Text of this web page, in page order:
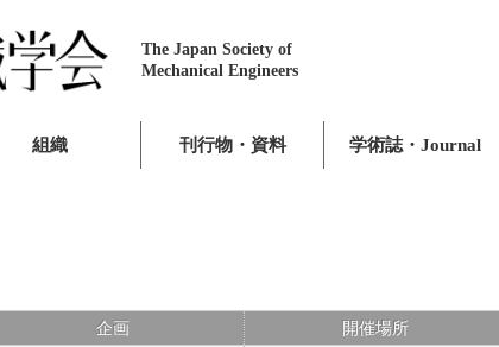
The Japan Society of
Mechanical Engineers
組織 刊行物・資料 学術誌・Journal
企画 開催場所